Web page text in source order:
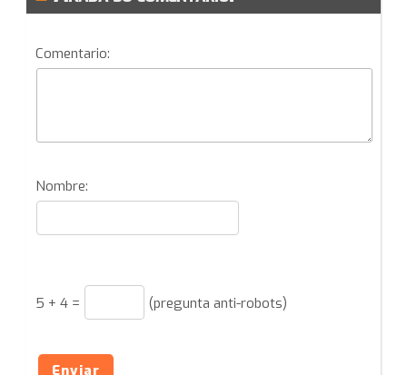
Comentario:
Nombre:
5 + 4= (pregunta anti-robots)
Enviar